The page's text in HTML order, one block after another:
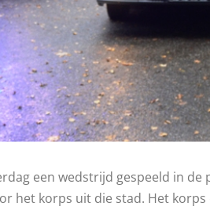
een wedstrijd gespeeld in de
het korps uit die stad. Het